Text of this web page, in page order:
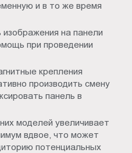
и в то же время
на панели
при проведении
крепления
производить смену
панель в
моделей увеличивает
вдвое, что может
потенциальных